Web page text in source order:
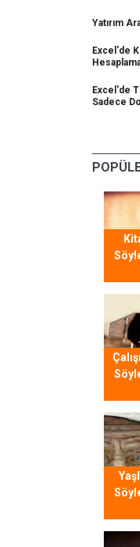
Yatırım
Excel'de
Excel'de
Sadece